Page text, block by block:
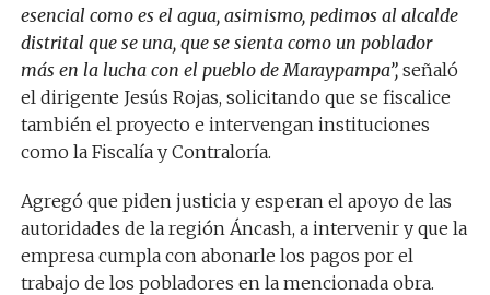
esencial como es el agua, asimismo, pedimos al alcalde
distrital que se una, que se sienta como un poblador
más en la lucha con el pueblo de Maraypampa”,señaló
el dirigente Jesús Rojas, solicitando que se fiscalice
también el proyecto e intervengan instituciones
como la Fiscalía y Contraloría.
Agregó que piden justicia y esperan el apoyo de las
autoridades de la región Áncash, a intervenir y que la
empresa cumpla con abonarle los pagos por el
trabajo de los pobladores en la mencionada obra.